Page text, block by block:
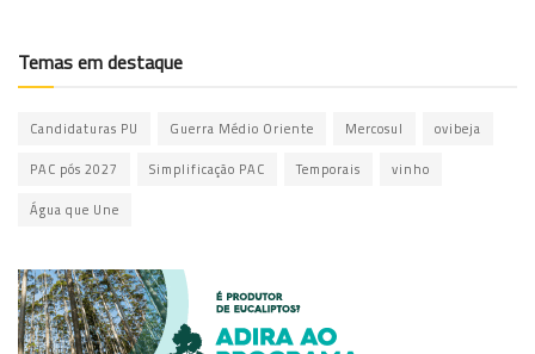
Temas em destaque
Candidaturas PU Guerra Médio Oriente Mercosul ovibeja
PAC pós 2027 Simplificação PAC Temporais vinho
Água que Une